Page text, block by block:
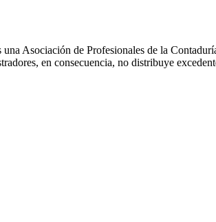
Asociación de Profesionales de la
en consecuencia, no distribuye